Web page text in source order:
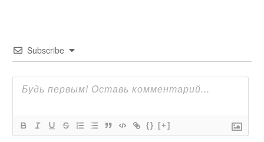
Subscribe
{} [+]